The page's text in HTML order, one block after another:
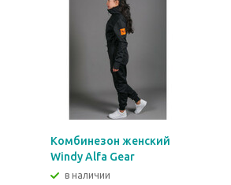
Комбинезон женский
Windy Alfa Gear
в наличии